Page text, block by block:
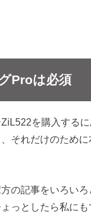
Proは必須
を購入する
それだけのため
の記事をいろい
っとしたら私に